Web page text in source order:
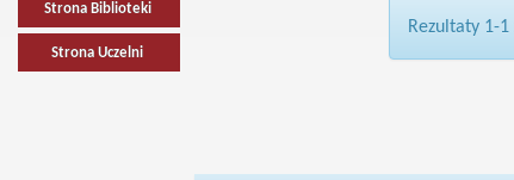
Strona Biblioteki
Strona Uczelni
Rezultaty 1-1